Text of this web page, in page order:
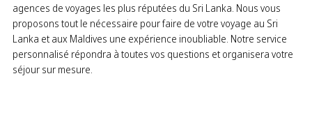
agences de voyages les plus réputées du Sri Lanka. Nous vous
proposons tout le nécessaire pour faire de votre voyage au Sri
Lanka et aux Maldives une expérience inoubliable. Notre service
personnalisé répondra à toutes vos questions et organisera votre
séjour sur mesure.